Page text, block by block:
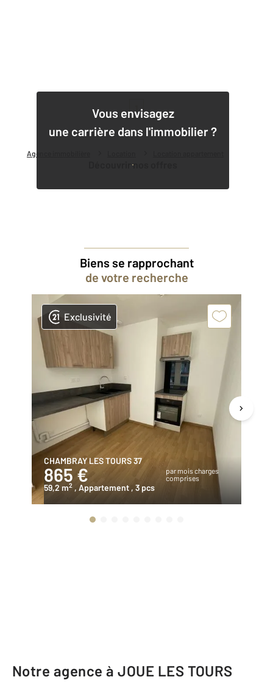
Agence immobilière
Vous envisagez
une carrière dans l'immobilier ?
Découvrir nos offres
1
Biens se rapprochant
de votre recherche
Exclusivité
CHAMBRAY LES TOURS 37
865 €
par mois charges
comprises
59,2 m2 , Appartement , 3 pcs
Notre agence à JOUE LES TOURS